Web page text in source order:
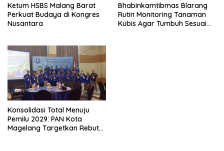
Ketum HSBS Malang Barat
Perkuat Budaya di Kongres
Nusantara
Bhabinkamtibmas Blarang
Rutin Monitoring Tanaman
Kubis Agar Tumbuh Sesuai
Konsolidasi Total Menuju
Pemilu 2029: PAN Kota
Magelang Targetkan Rebut